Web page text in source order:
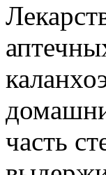
часть